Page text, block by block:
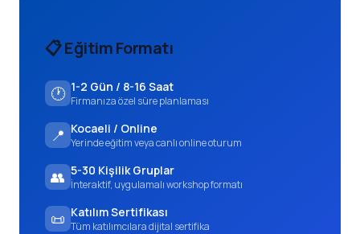
📋 Eğitim Formatı
🕐 1-2 Gün / 8-16 Saat
Firmanıza özel süre planlaması
📍 Kocaeli / Online
Yerinde eğitim veya canlı online oturum
👥 5-30 Kişilik Gruplar
İnteraktif, uygulamalı workshop formatı
📜 Katılım Sertifikası
Tüm katılımcılara dijital sertifika